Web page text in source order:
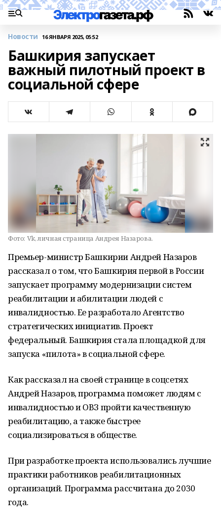
Новости 16 ЯНВАРЯ 2025, 05:52
Башкирия запускает
важный пилотный проект в
социальной сфере
Фото: Vk, личная страница Андрея Назарова.
Премьер-министр Башкирии Андрей Назаров
рассказал о том, что Башкирия первой в России
запускает программу модернизации систем
реабилитации и абилитации людей с
инвалидностью. Ее разработало Агентство
стратегических инициатив. Проект
федеральный. Башкирия стала площадкой для
запуска «пилота» в социальной сфере.
Как рассказал на своей странице в соцсетях
Андрей Назаров, программа поможет людям с
инвалидностью и ОВЗ пройти качественную
реабилитацию, а также быстрее
социализироваться в обществе.
При разработке проекта использовались лучшие
практики работников реабилитационных
организаций. Программа рассчитана до 2030
года.